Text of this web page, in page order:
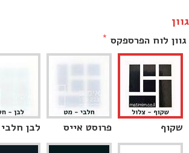
גוון
גוון לוח הפרספקס
שקוף פרוסט אייס לבן חלבי